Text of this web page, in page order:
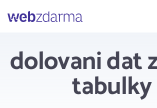
Webzdarma
dolovani dat
tabulky